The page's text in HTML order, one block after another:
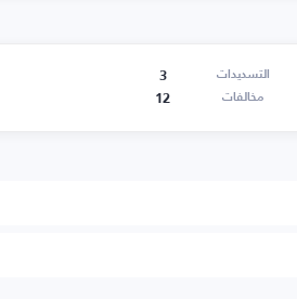
التسديدات
3
مخالفات 12